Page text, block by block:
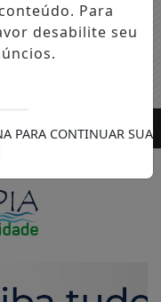
Para
desabilite seu
PARA CONTINUAR SUA